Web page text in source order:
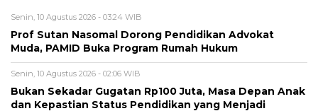
Senin, 10 Agustus 2026 - 03:24 WIB
Prof Sutan Nasomal Dorong Pendidikan Advokat
Muda, PAMID Buka Program Rumah Hukum
Senin, 10 Agustus 2026 - 02:06 WIB
Bukan Sekadar Gugatan Rp100 Juta, Masa Depan Anak
dan Kepastian Status Pendidikan yang Menjadi